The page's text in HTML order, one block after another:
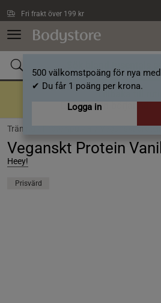
Fri frakt över 199 kr
500 välkomstpoäng för nya
✔ Du får 1 poäng per krona.
Logga in
Tillbaka till
En bra rutin börjar här-
Träning / Veganskt
Veganskt Protein
Heey!
Prisvärd